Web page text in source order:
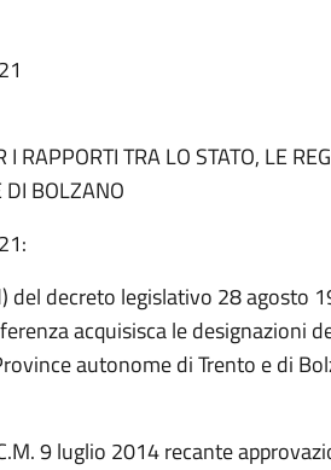
RAPPORTI TRA LO STATO, LE
DI BOLZANO
del decreto legislativo 28 agosto
acquisisca le designazioni
autonome di Trento e di
9 luglio 2014 recante